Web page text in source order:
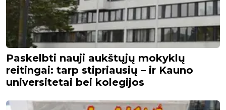
Paskelbti nauji aukštųjų mokyklų
reitingai: tarp stipriausių – ir Kauno
universitetai bei kolegijos